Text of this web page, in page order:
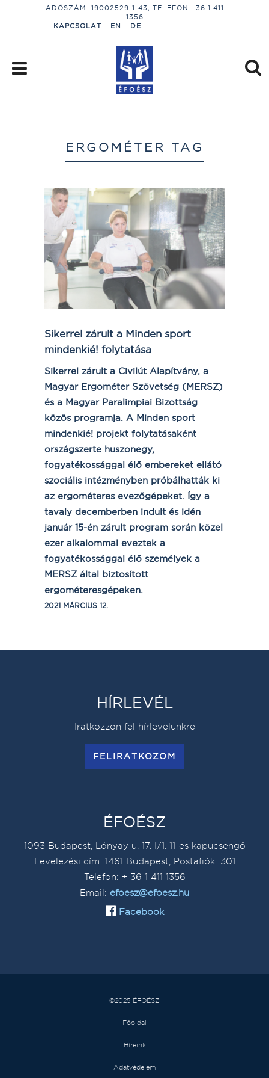
ADÓSZÁM: 19002529-1-43; TELEFON:+36 1 411
1356
KAPCSOLAT
EN DE
ERGOMÉTER TAG
Sikerrel zárult a Minden sport
mindenkié! folytatása
Sikerrel zárult a Civilút Alapítvány, a
Magyar Ergométer Szövetség (MERSZ)
és a Magyar Paralimpiai Bizottság
közös programja. A Minden sport
mindenkié! projekt folytatásaként
országszerte huszonegy,
fogyatékossággal élő embereket ellátó
szociális intézményben próbálhatták ki
az ergométeres evezőgépeket. Így a
tavaly decemberben indult és idén
január 15-én zárult program során közel
ezer alkalommal eveztek a
fogyatékossággal élő személyek a
MERSZ által biztosított
ergométeresgépeken.
2021 MÁRCIUS 12.
HÍRLEVÉL
Iratkozzon fel hírlevelünkre
FELIRATKOZOM
ÉFOÉSZ
1093 Budapest, Lónyay u. 17. I/1. 11-es kapucsengő
Levelezési cím: 1461 Budapest, Postafiók: 301
Telefon: + 36 1 411 1356
Email: efoesz@efoesz.hu
Facebook
©2025 ÉFOÉSZ
Főoldal
Híreink
Adatvédelem